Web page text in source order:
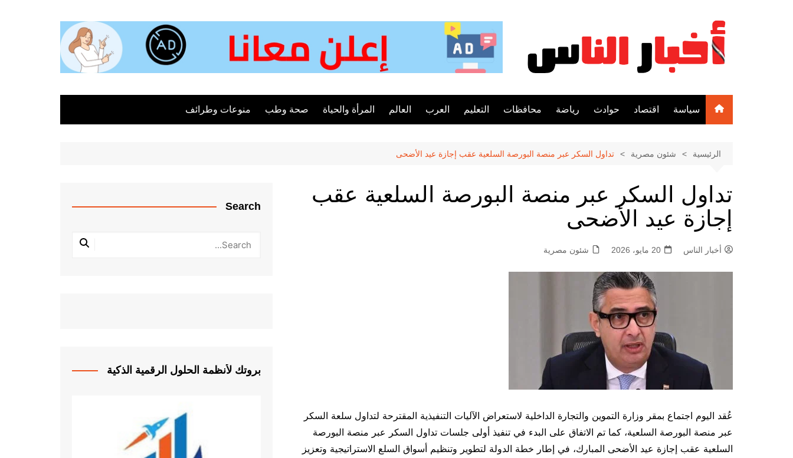
سياسة اقتصاد حوادث رياضة محافظات التعليم العرب العالم المرأة والحياة صحة وطب منوعات وطرائف
الرئيسية شئون مصرية تداول السكر عبر منصة البورصة السلعية عقب إجازة عيد الأضحى
تداول السكر عبر منصة البورصة السلعية عقب
إجازة عيد الأضحى
أخبار الناس 20 مايو، 2026 شئون مصرية
عُقد اليوم اجتماع بمقر وزارة التموين والتجارة الداخلية لاستعراض الآليات التنفيذية المقترحة لتداول سلعة السكر
عبر منصة البورصة السلعية، كما تم الاتفاق على البدء في تنفيذ أولى جلسات تداول السكر عبر منصة البورصة
السلعية عقب إجازة عيد الأضحى المبارك، في إطار خطة الدولة لتطوير وتنظيم أسواق السلع الاستراتيجية وتعزيز
Search
بروتك لأنظمة الحلول الرقمية الذكية